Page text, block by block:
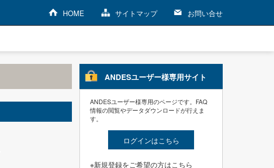
HOME サイトマップ お問い合せ
ANDESユーザー様専用サイト
ANDESユーザー様専用のページです。FAQ
情報の閲覧やデータダウンロードが行えま
す。
ログインはこちら
※新規登録をご希望の方はこちら